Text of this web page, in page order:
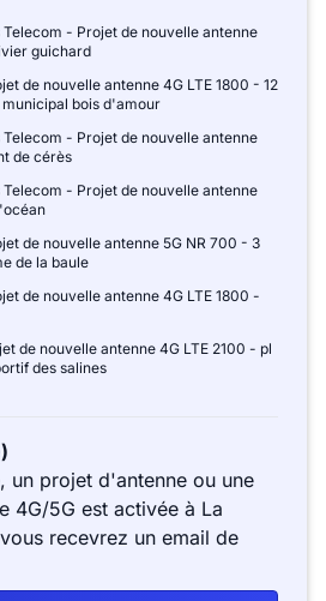
Telecom - Projet de nouvelle antenne
guichard
de nouvelle antenne 4G LTE 1800 - 12
bois d'amour
Telecom - Projet de nouvelle antenne
de cérès
Telecom - Projet de nouvelle antenne
de nouvelle antenne 5G NR 700 - 3
de la baule
de nouvelle antenne 4G LTE 1800 -
de nouvelle antenne 4G LTE 2100 - pl
des salines
un projet d'antenne ou une
4G/5G est activée à La
recevrez un email de